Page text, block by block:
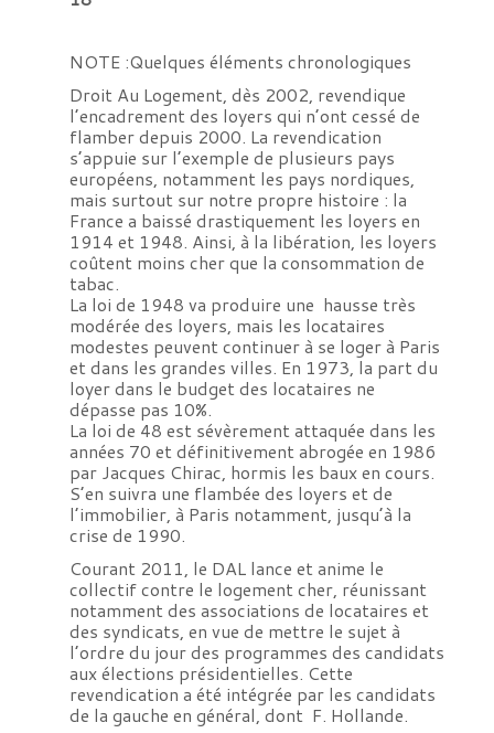
NOTE :Quelques éléments chronologiques
Droit Au Logement, dès 2002, revendique
l’encadrement des loyers qui n’ont cessé de
flamber depuis 2000. La revendication
s’appuie sur l’exemple de plusieurs pays
européens, notamment les pays nordiques,
mais surtout sur notre propre histoire : la
France a baissé drastiquement les loyers en
1914 et 1948. Ainsi, à la libération, les loyers
coûtent moins cher que la consommation de
tabac.
La loi de 1948 va produire une hausse très
modérée des loyers, mais les locataires
modestes peuvent continuer à se loger à Paris
et dans les grandes villes. En 1973, la part du
loyer dans le budget des locataires ne
dépasse pas 10%.
La loi de 48 est sévèrement attaquée dans les
années 70 et définitivement abrogée en 1986
par Jacques Chirac, hormis les baux en cours.
S’en suivra une flambée des loyers et de
l’immobilier, à Paris notamment, jusqu’à la
crise de 1990.
Courant 2011, le DAL lance et anime le
collectif contre le logement cher, réunissant
notamment des associations de locataires et
des syndicats, en vue de mettre le sujet à
l’ordre du jour des programmes des candidats
aux élections présidentielles. Cette
revendication a été intégrée par les candidats
de la gauche en général, dont F. Hollande.